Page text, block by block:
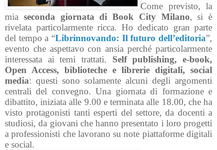
Come previsto, la
mia seconda giornata di Book City Milano, si è
rivelata particolarmente ricca. Ho dedicato gran parte
del tempo a “Librinnovando: Il futuro dell’editoria”,
evento che aspettavo con ansia perché particolarmente
interessata ai temi trattati. Self publishing, e-book,
Open Access, biblioteche e librerie digitali, social
media: questi sono solamente alcuni degli argomenti
centrali del convegno. Una giornata di formazione e
dibattito, iniziata alle 9.00 e terminata alle 18.00, che ha
visto protagonisti tanti esperti del settore, da docenti a
studiosi, da giovani che hanno presentato i loro progetti
a professionisti che lavorano su note piattaforme digitali
e social.